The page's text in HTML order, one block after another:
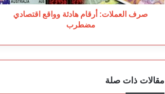
صرف العملات: أرقام هادئة وواقع اقتصادي
مضطرب
مقالات ذات صلة